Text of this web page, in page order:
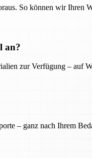
So können wir Ihren
an?
zur Verfügung – auf
– ganz nach Ihrem